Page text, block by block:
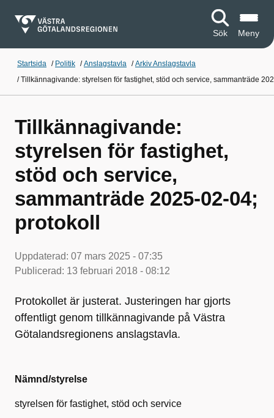
Sök Meny
Startsida / Politik /Anslagstavla /Arkiv Anslagstavla
/Tillkännagivande: styrelsen för fastighet, stöd och service, sammanträde
Tillkännagivande:
styrelsen för fastighet,
stöd och service,
sammanträde 2025-02-04;
protokoll
Uppdaterad: 07 mars 2025 - 07:35
Publicerad: 13 februari 2018 - 08:12
Protokollet är justerat. Justeringen har gjorts
offentligt genom tillkännagivande på Västra
Götalandsregionens anslagstavla.
Nämnd/styrelse
styrelsen för fastighet, stöd och service